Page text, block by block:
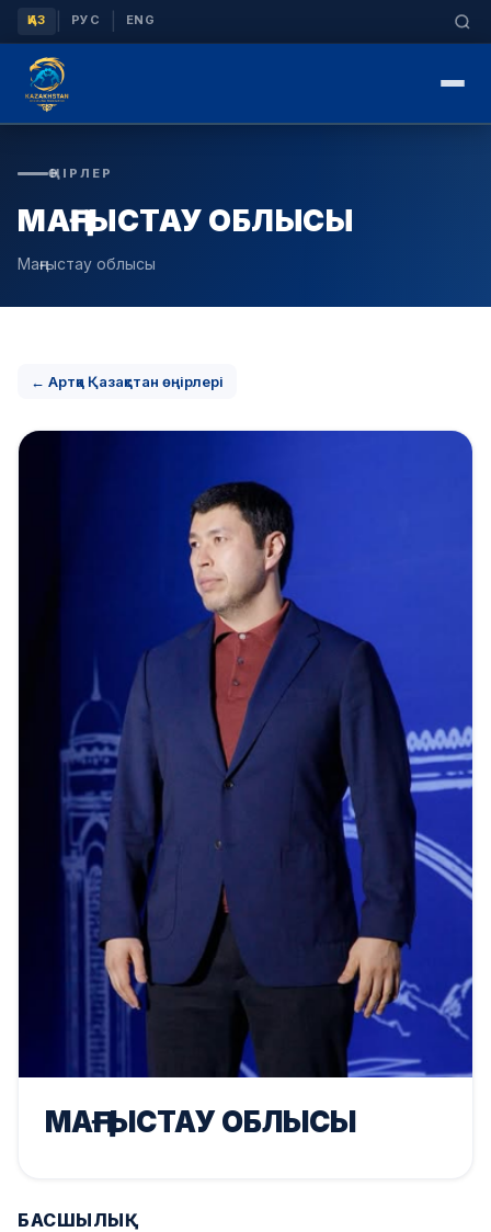
ҚАЗ РУС ENG
ӨҢІРЛЕР
МАҢҒЫСТАУ ОБЛЫСЫ
Маңғыстау облысы
← Артқа Қазақстан өңірлері
МАҢҒЫСТАУ ОБЛЫСЫ
БАСШЫЛЫҚ